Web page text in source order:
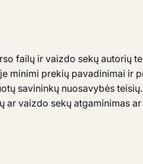
failų ir vaizdo sekų autorių
minimi prekių pavadinimai ir
savininkų nuosavybės
vaizdo sekų atgaminimas